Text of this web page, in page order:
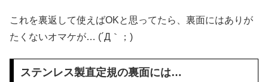
これを裏返して使えばOKと思ってたら、裏面にはありが
たくないオマケが… (´Д｀；)
ステンレス製直定規の裏面には…